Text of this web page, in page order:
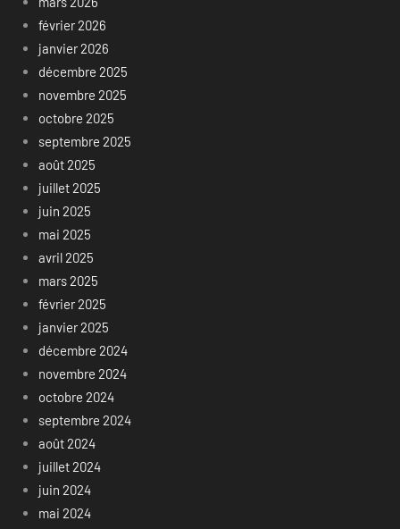
février 2026
janvier 2026
décembre 2025
novembre 2025
octobre 2025
septembre 2025
août 2025
juillet 2025
juin 2025
mai 2025
avril 2025
mars 2025
février 2025
janvier 2025
décembre 2024
novembre 2024
octobre 2024
septembre 2024
août 2024
juillet 2024
juin 2024
mai 2024